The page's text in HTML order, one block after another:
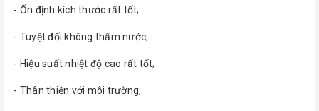
- Ổn định kích thước rất tốt;
- Tuyệt đối không thấm nước;
- Hiệu suất nhiệt độ cao rất tốt;
- Thân thiện với môi trường;